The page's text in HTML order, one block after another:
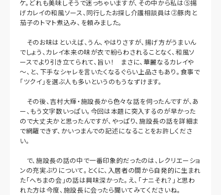
ケ。どれも美味しそうで迷っちゃいますが、その中から私は⑤揚
げカレイの和風ソース、同行したお探し介護相談員は②豚肉と
茄子のトマト煮込み、を頼みました。
そのお味はといえば、うん、やはりさすが、揚げ方がうまいん
でしょう、カレイ本来の味が衣で紛らわされることなく、和風ソ
ースでより引き立てられて、旨い！ まさに、華麗なるカレイや
～、と、下手なシャレを言いたくなるぐらい上品さもあり。食事で
「ツクイ」を選ぶ人も多いというのもうなずけます。
その後、吉村大輝・施設長から色々な話を伺ったんですが、あ
ー、もう文字数いっぱい。今回は本題に突入するのが早かった
ので大丈夫かと思ったんですが、やっぱり、施設長の話を詳細ま
で網羅できず、かいつまんでの記述になることをお許しくださ
い。
で、施設長の話の中で一番印象的だったのは、レクリエーショ
ンの充実ぶりについて。とくに、入居者の間から自発的に生まれ
た「へちまの会」の話は興味深かった。え、「ナニそれ？」と思わ
れた方は今度、施設長に会ったら聞いてみてくださいね。